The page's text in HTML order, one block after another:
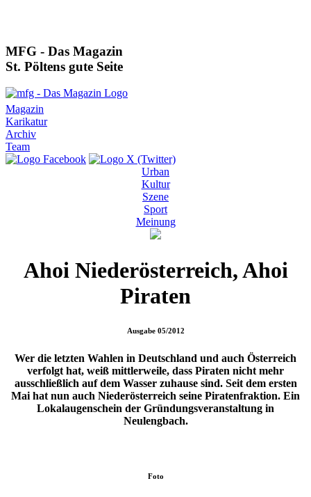
MFG - Das Magazin
St. Pöltens gute Seite
Magazin
Karikatur
Archiv
Team
Urban
Kultur
Szene
Sport
Meinung
Ahoi Niederösterreich, Ahoi
Piraten
Ausgabe 05/2012
Wer die letzten Wahlen in Deutschland und auch Österreich
verfolgt hat, weiß mittlerweile, dass Piraten nicht mehr
ausschließlich auf dem Wasser zuhause sind. Seit dem ersten
Mai hat nun auch Niederösterreich seine Piratenfraktion. Ein
Lokalaugenschein der Gründungsveranstaltung in
Neulengbach.
Foto